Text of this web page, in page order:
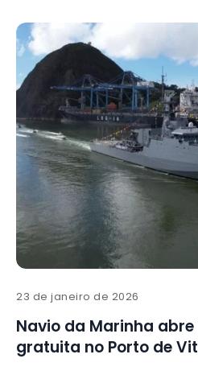
23 de janeiro de 2026
Navio da Marinha
gratuita no Porto de